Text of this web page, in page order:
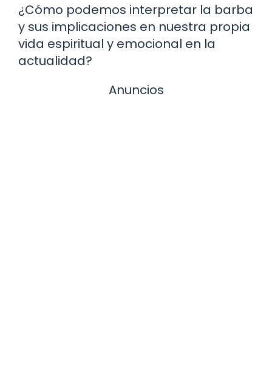
¿Cómo podemos interpretar la barba
y sus implicaciones en nuestra propia
vida espiritual y emocional en la
actualidad?
Anuncios